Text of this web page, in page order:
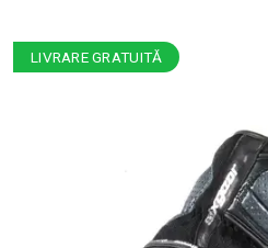
LIVRARE GRATUITĂ